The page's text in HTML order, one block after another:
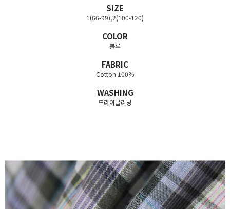
SIZE
1(66-99),2(100-120)
COLOR
블루
FABRIC
Cotton 100%
WASHING
드라이클리닝